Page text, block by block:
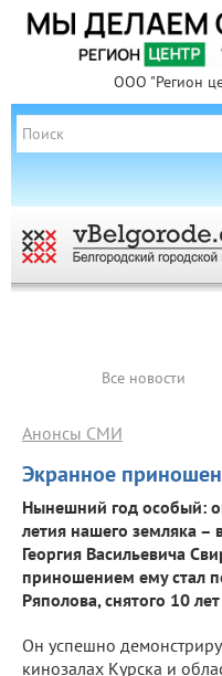
ООО "Регион
Все новости
Экранное
Анонсы СМИ
Нынешний год особый:
летия нашего земляка –
Георгия Васильевича
приношением ему стал
Ряполова, снятого 10
Он успешно
кинозалах Курска и